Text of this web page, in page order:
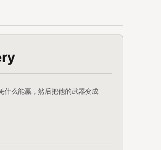
什么能赢，然后把他的武器变成